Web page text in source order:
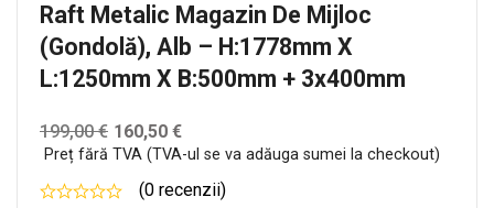
Raft Metalic Magazin De Mijloc
(gondolă), Alb – H:1778mm X
L:1250mm X B:500mm + 3x400mm
199,00€ 160,50 €
Preț fără TVA (TVA-ul se va adăuga sumei la checkout)
(0 recenzii)